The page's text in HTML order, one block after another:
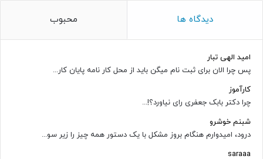
دیدگاه ها محبوب
امید الهی تبار
پس چرا الان برای ثبت نام میگن باید از محل کار نامه پایان کار...
کارآموز
چرا دکتر بابک جعفری رای نیاورد؟!...
شبنم خوشرو
درود، امیدوارم هنگام بروز مشکل با یک دستور همه چیز را زیر سو...
saraaa